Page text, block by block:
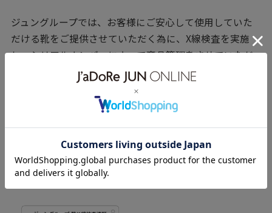
ジュングループでは、お客様にご安心して使用していた
だける靴をご提供させていただく為に、X線検査を実施
し、シリアルナンバーによって商品管理をさせていただ
ご交換及びご返品をご希望される場合には、タグや値札
と共に【ジュングループ 靴X線検査済証】を同梱の上、ご
一部の商品につきましては【ジュングループ 靴X線検
査済証】が同梱されていないものがございますがX線
検査は実施しておりますのでご安心ください。